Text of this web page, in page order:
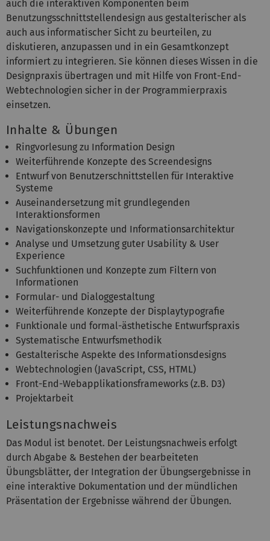
auch die interaktiven Komponenten beim
Benutzungsschnittstellen­design aus gestalterischer als
auch aus informatischer Sicht zu beurteilen, zu
diskutieren, anzupassen und in ein Gesamtkonzept
informiert zu integrieren. Sie können dieses Wissen in die
Designpraxis übertragen und mit Hilfe von Front-End-
Webtechnologien sicher in der Programmierpraxis
einsetzen.
Inhalte & Übungen
Ringvorlesung zu Information Design
Weiterführende Konzepte des Screendesigns
Entwurf von Benutzerschnittstellen für Interaktive
Systeme
Auseinandersetzung mit grundlegenden
Interaktionsformen
Navigationskonzepte und Informationsarchitektur
Analyse und Umsetzung guter Usability & User
Experience
Suchfunktionen und Konzepte zum Filtern von
Informationen
Formular- und Dialoggestaltung
Weiterführende Konzepte der Displaytypografie
Funktionale und formal-ästhetische Entwurfspraxis
Systematische Entwurfsmethodik
Gestalterische Aspekte des Informationsdesigns
Webtechnologien (JavaScript, CSS, HTML)
Front-End-Webapplikationsframeworks (z.B. D3)
Projektarbeit
Leistungsnachweis
Das Modul ist benotet. Der Leistungsnachweis erfolgt
durch Abgabe & Bestehen der bearbeiteten
Übungsblätter, der Integration der Übungsergebnisse in
eine interaktive Dokumentation und der mündlichen
Präsentation der Ergebnisse während der Übungen.